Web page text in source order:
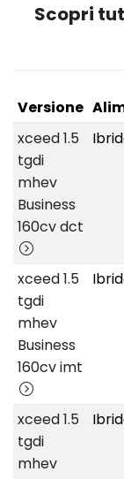
Scopri
Versione
xceed 1.5
tgdi
mhev
Business
160cv dct
xceed 1.5
tgdi
mhev
Business
160cv imt
xceed 1.5
tgdi
mhev